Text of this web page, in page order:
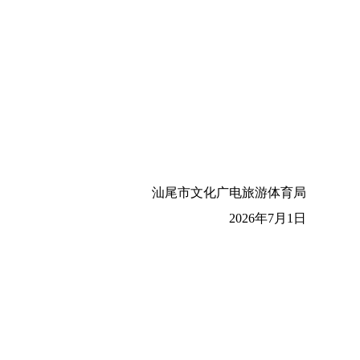
汕尾市文化广电旅游体育局
2026年7月1日